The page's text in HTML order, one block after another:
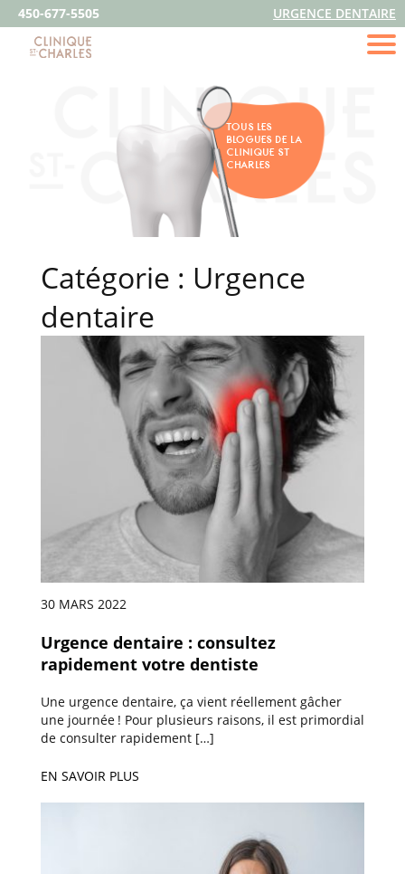
450-677-5505 URGENCE DENTAIRE
TOUS LES
BLOGUES DE LA
CLINIQUE ST
CHARLES
Catégorie : Urgence
dentaire
30 MARS 2022
Urgence dentaire : consultez
rapidement votre dentiste
Une urgence dentaire, ça vient réellement gâcher
une journée ! Pour plusieurs raisons, il est primordial
de consulter rapidement […]
EN SAVOIR PLUS